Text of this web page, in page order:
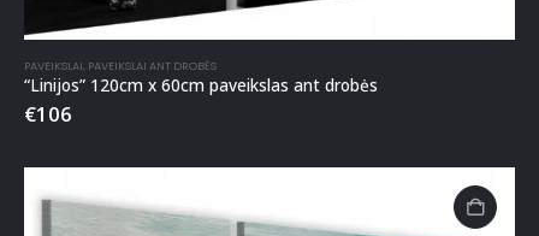
PAVEIKSLAI, PAVEIKSLAI ANT DROBĖS
“Linijos” 120cm x 60cm paveikslas ant drobės
€106